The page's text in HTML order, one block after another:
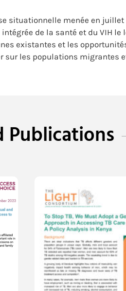
situationnelle menée en
de la santé et du VIH le
existantes et les
sur les populations migrantes
Publications